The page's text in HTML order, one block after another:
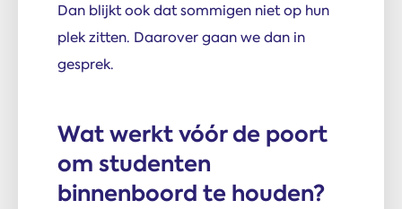
Dan blijkt ook dat sommigen niet op hun
plek zitten. Daarover gaan we dan in
gesprek.
Wat werkt vóór de poort
om studenten
binnenboord te houden?